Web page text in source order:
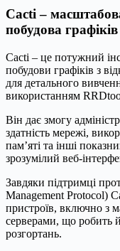
Cacti –
побудова графіків
Cacti – це потужний
побудови графіків з
для детального
використанням RRDtool
Він дає змогу
здатність мережі,
пам’яті та інші
зрозумілий веб-
Завдяки підтримці
Management Protocol)
пристроїв, включно з
серверами, що робить
розгортань.